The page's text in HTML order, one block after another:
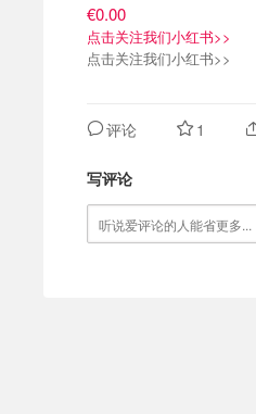
€0.00
点击关注我们小红书>>
点击关注我们小红书>>
评论 1
写评论